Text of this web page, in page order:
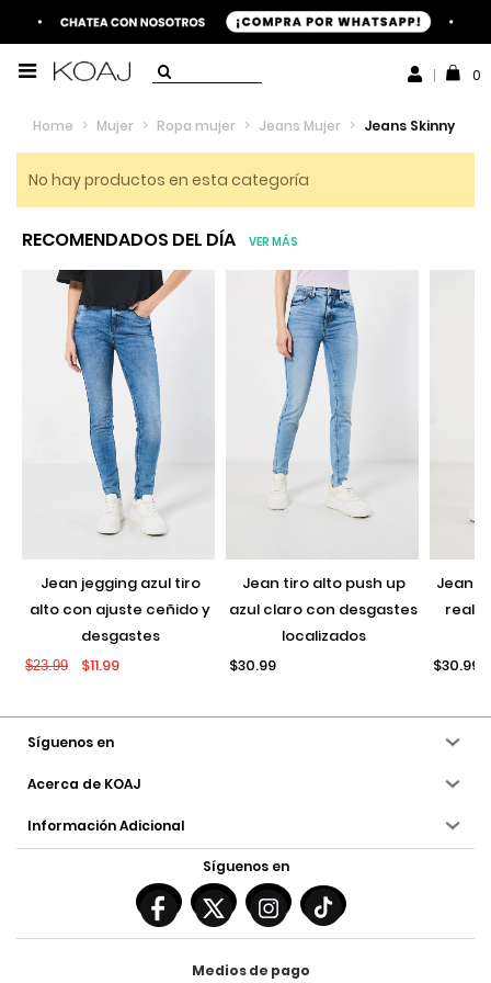
0
Home > Mujer > Ropa mujer > Jeans Mujer > Jeans Skinny
No hay productos en esta categoría
RECOMENDADOS DEL DÍA VER MÁS
jean jegging azul tiro
alto con ajuste ceñido y
desgastes
$23.99 $11.99
jean tiro alto push up
azul claro con desgastes
localizados
$30.99
jean push up negro con
$30.99
Síguenos en
Acerca de KOAJ
Información Adicional
Síguenos en
Medios de pago